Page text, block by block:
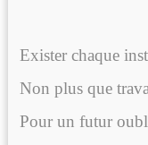
Exister chaque
Non plus que
Pour un futur